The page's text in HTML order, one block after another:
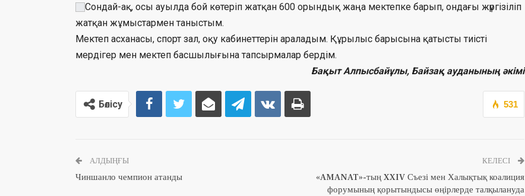
Сондай-ақ, осы ауылда бой көтеріп жатқан 600 орындық жаңа мектепке барып, ондағы жүргізіліп
жатқан жұмыстармен таныстым.
Мектеп асханасы, спорт зал, оқу кабинеттерін араладым. Құрылыс барысына қатысты тиісті
мердігер мен мектеп басшылығына тапсырмалар бердім.
Бақыт Алпысбайұлы, Байзақ ауданының әкімі
531
Бөлісу
АЛДЫҢҒЫ
Чиншанло чемпион атанды
КЕЛЕСІ
«AMANAT»-тың XXIV Съезі мен Халықтық коалиция
форумының қорытындысы өңірлерде талқылануда